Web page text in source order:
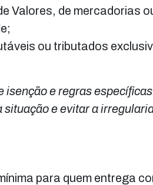
Valores, de mercadorias
ou tributados
isenção e regras
e evitar a
para quem entrega